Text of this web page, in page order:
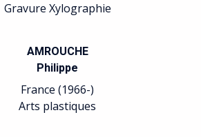
Gravure Xylographie
AMROUCHE
Philippe
France (1966-)
Arts plastiques